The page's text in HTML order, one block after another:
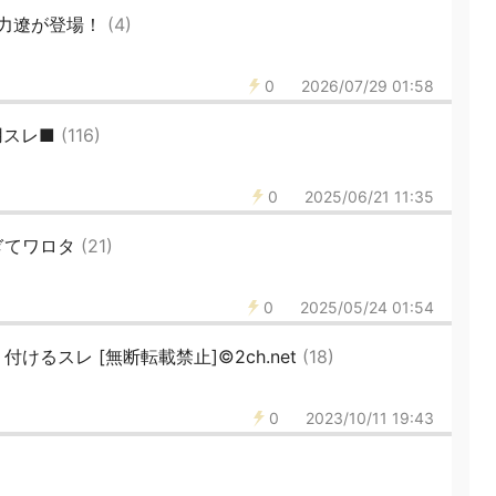
遼が登場！ (4)
0 2026/07/29 01:58
スレ■ (116)
0 2025/06/21 11:35
ワロタ (21)
0 2025/05/24 01:54
付けるスレ [無断転載禁止]©2ch.net (18)
0 2023/10/11 19:43